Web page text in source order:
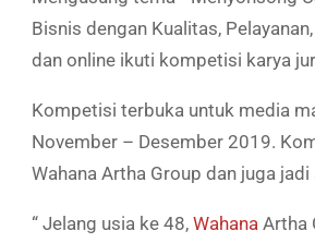
Bisnis dengan Kualitas,
dan online ikuti kompetisi karya
Kompetisi terbuka untuk media
November – Desember 2019.
Wahana Artha Group dan juga
“ Jelang usia ke 48, Wahana Artha